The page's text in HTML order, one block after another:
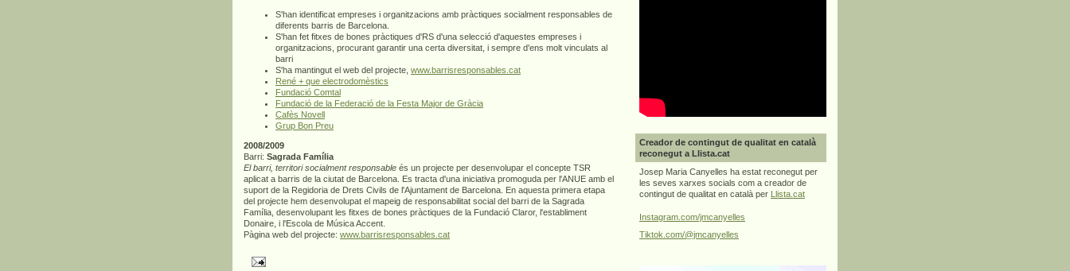
S'han identificat empreses i organitzacions amb pràctiques socialment responsables de
diferents barris de Barcelona.
S'han fet fitxes de bones pràctiques d'RS d'una selecció d'aquestes empreses i
organitzacions, procurant garantir una certa diversitat, i sempre d'ens molt vinculats al
barri
S'ha mantingut el web del projecte, www.barrisresponsables.cat
René + que electrodomèstics
Fundació Comtal
Fundació de la Federació de la Festa Major de Gràcia
Cafès Novell
Grup Bon Preu
2008/2009
Barri: Sagrada Família
El barri, territori socialment responsable és un projecte per desenvolupar el concepte TSR
aplicat a barris de la ciutat de Barcelona. Es tracta d'una iniciativa promoguda per l'ANUE amb el
suport de la Regidoria de Drets Civils de l'Ajuntament de Barcelona. En aquesta primera etapa
del projecte hem desenvolupat el mapeig de responsabilitat social del barri de la Sagrada
Família, desenvolupant les fitxes de bones pràctiques de la Fundació Claror, l'establiment
Donaire, i l'Escola de Música Accent.
Pàgina web del projecte: www.barrisresponsables.cat
Creador de contingut de qualitat en català
reconegut a Llista.cat
Josep Maria Canyelles ha estat reconegut per
les seves xarxes socials com a creador de
contingut de qualitat en català per
Llista.cat
Instagram.com/jmcanyelles
Tiktok.com/@jmcanyelles